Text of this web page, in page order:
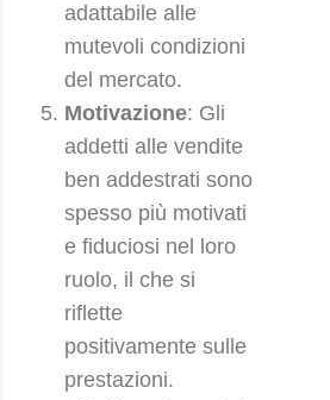
adattabile alle
mutevoli condizioni
del mercato.
Motivazione: Gli
addetti alle vendite
ben addestrati sono
spesso più motivati
e fiduciosi nel loro
ruolo, il che si
riflette
positivamente sulle
prestazioni.